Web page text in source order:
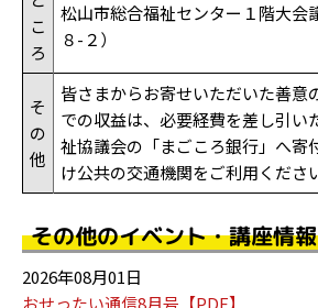
こ
ろ
松山市総合福祉センター１階大会
８-２）
そ
の
他
皆さまからお寄せいただいた善意
での収益は、必要経費を差し引い
祉協議会の「まごころ銀行」へ寄
け公共の交通機関をご利用くださ
その他のイベント・講座情
2026年08月01日
おせったい通信8月号【PDF】